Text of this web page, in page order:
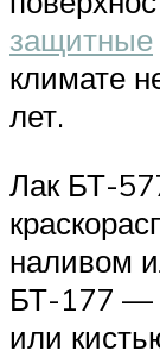
защитные
климате
лет.
Лак БТ-
наливом
БТ-177 —
или